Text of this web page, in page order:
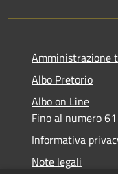
Amministrazione
Albo Pretorio
Albo on Line
Fino al numero
Informativa
Note legali